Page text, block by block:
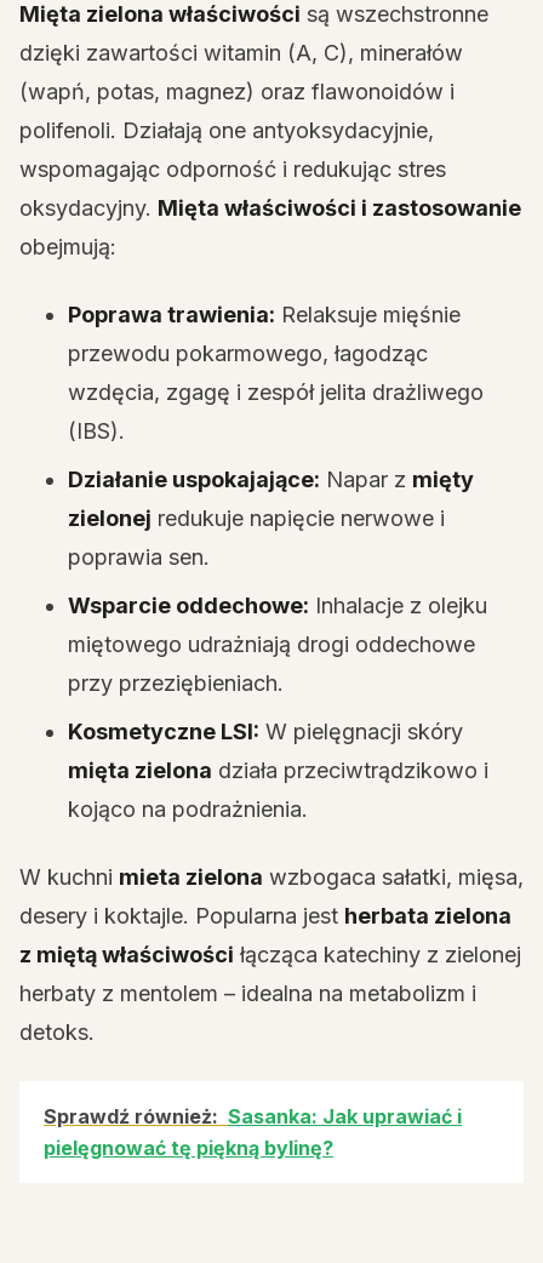
Mięta zielona właściwości są wszechstronne
dzięki zawartości witamin (A, C), minerałów
(wapń, potas, magnez) oraz flawonoidów i
polifenoli. Działają one antyoksydacyjnie,
wspomagając odporność i redukując stres
oksydacyjny. Mięta właściwości i zastosowanie
obejmują:
Poprawa trawienia: Relaksuje mięśnie
przewodu pokarmowego, łagodząc
wzdęcia, zgagę i zespół jelita drażliwego
(IBS).
Działanie uspokajające: Napar z mięty
zielonej redukuje napięcie nerwowe i
poprawia sen.
Wsparcie oddechowe: Inhalacje z olejku
miętowego udrażniają drogi oddechowe
przy przeziębieniach.
Kosmetyczne LSI: W pielęgnacji skóry
mięta zielona działa przeciwtrądzikowo i
kojąco na podrażnienia.
W kuchni mieta zielona wzbogaca sałatki, mięsa,
desery i koktajle. Popularna jest herbata zielona
z miętą właściwości łącząca katechiny z zielonej
herbaty z mentolem – idealna na metabolizm i
detoks.
Sprawdź również: Sasanka: Jak uprawiać i
pielęgnować tę piękną bylinę?